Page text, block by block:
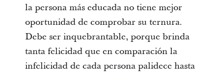
la persona más educada no tiene mejor
oportunidad de comprobar su ternura.
Debe ser inquebrantable, porque brinda
tanta felicidad que en comparación la
infelicidad de cada persona palidece hasta